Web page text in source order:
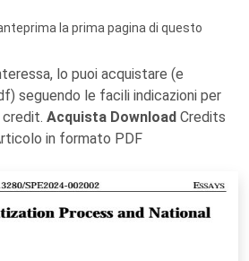
la prima pagina di questo
lo puoi acquistare (e
seguendo le facili indicazioni per
Acquista Download Credits
in formato PDF